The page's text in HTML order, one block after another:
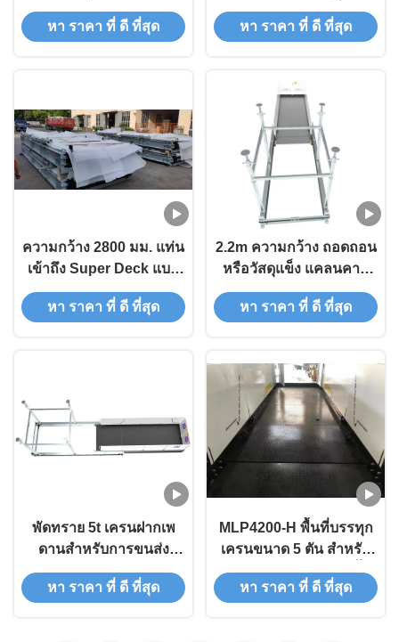
หา ราคา ที่ ดี ที่สุด
ก่อสร้างหลายชั้น
หา ราคา ที่ ดี ที่สุด
ความกว้าง 2800 มม. แท่น
เข้าถึง Super Deck แบบ
ยืดหดได้ MLP2800
หา ราคา ที่ ดี ที่สุด
2.2m ความกว้าง ถอดถอน
หรือวัสดุแข็ง แคลนคาน
สําหรับการขนส่งวัสดุ
หา ราคา ที่ ดี ที่สุด
พัดทราย 5t เครนฝากเพ
ดานสําหรับการขนส่ง
สินค้า
หา ราคา ที่ ดี ที่สุด
MLP4200-H พื้นที่บรรทุก
เครนขนาด 5 ตัน สําหรับ
สถานที่ก่อสร้างหลายชั้น
หา ราคา ที่ ดี ที่สุด